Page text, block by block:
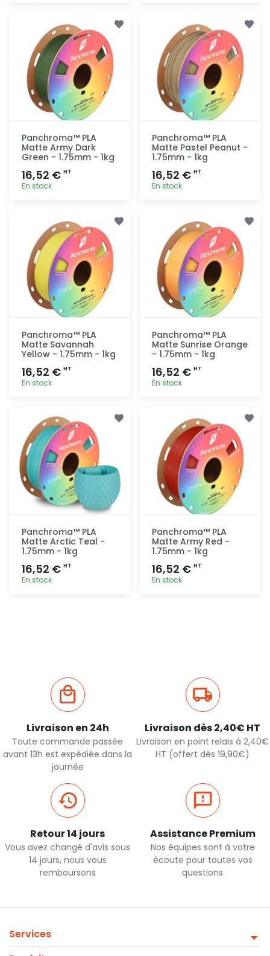
rapide
rapide
Panchroma™ PLA
Matte Army Dark
Green - 1.75mm - 1kg
16,52 € HT
En stock
rapide
Panchroma™ PLA
Matte Pastel Peanut -
1.75mm - 1kg
16,52 € HT
En stock
rapide
Panchroma™ PLA
Matte Savannah
Yellow - 1.75mm - 1kg
16,52 € HT
En stock
rapide
Panchroma™ PLA
Matte Sunrise Orange
- 1.75mm - 1kg
16,52 € HT
En stock
rapide
Panchroma™ PLA
Matte Arctic Teal -
1.75mm - 1kg
16,52 € HT
En stock
Panchroma™ PLA
Matte Army Red -
1.75mm - 1kg
16,52 € HT
En stock
Livraison en 24h
Toute commande passée
avant 13h est expédiée dans la
journée
Livraison dès 2,40€ HT
Livraison en point relais à 2,40€
HT (offert dès 19,90€)
Retour 14 jours
Vous avez changé d'avis sous
14 jours, nous vous
remboursons
Assistance Premium
Nos équipes sont à votre
écoute pour toutes vos
questions
Services